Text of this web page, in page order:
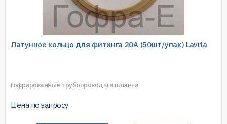
Латунное кольцо для фитинга 20A (50шт/упак) Lavita
Гофрированные трубопроводы и шланги
Цена по запросу